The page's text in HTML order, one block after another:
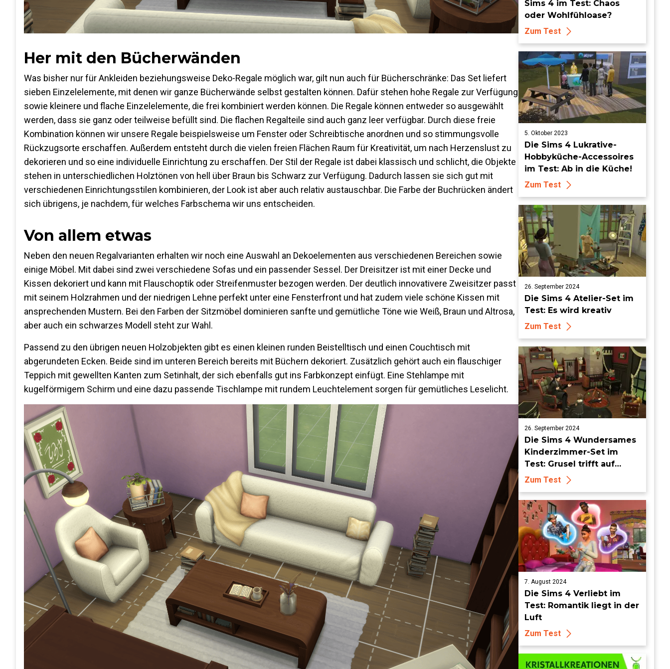
Her mit den Bücherwänden
Was bisher nur für Ankleiden beziehungsweise Deko-Regale möglich war, gilt nun auch für Bücherschränke: Das Set liefert
sieben Einzelelemente, mit denen wir ganze Bücherwände selbst gestalten können. Dafür stehen hohe Regale zur Verfügung
sowie kleinere und flache Einzelelemente, die frei kombiniert werden können. Die Regale können entweder so ausgewählt
werden, dass sie ganz oder teilweise befüllt sind. Die flachen Regalteile sind auch ganz leer verfügbar. Durch diese freie
Kombination können wir unsere Regale beispielsweise um Fenster oder Schreibtische anordnen und so stimmungsvolle
Rückzugsorte erschaffen. Außerdem entsteht durch die vielen freien Flächen Raum für Kreativität, um nach Herzenslust zu
dekorieren und so eine individuelle Einrichtung zu erschaffen. Der Stil der Regale ist dabei klassisch und schlicht, die Objekte
stehen in unterschiedlichen Holztönen von hell über Braun bis Schwarz zur Verfügung. Dadurch lassen sie sich gut mit
verschiedenen Einrichtungsstilen kombinieren, der Look ist aber auch relativ austauschbar. Die Farbe der Buchrücken ändert
sich übrigens, je nachdem, für welches Farbschema wir uns entscheiden.
Von allem etwas
Neben den neuen Regalvarianten erhalten wir noch eine Auswahl an Dekoelementen aus verschiedenen Bereichen sowie
einige Möbel. Mit dabei sind zwei verschiedene Sofas und ein passender Sessel. Der Dreisitzer ist mit einer Decke und
Kissen dekoriert und kann mit Flauschoptik oder Streifenmuster bezogen werden. Der deutlich innovativere Zweisitzer passt
mit seinem Holzrahmen und der niedrigen Lehne perfekt unter eine Fensterfront und hat zudem viele schöne Kissen mit
ansprechenden Mustern. Bei den Farben der Sitzmöbel dominieren sanfte und gemütliche Töne wie Weiß, Braun und Altrosa,
aber auch ein schwarzes Modell steht zur Wahl.
Passend zu den übrigen neuen Holzobjekten gibt es einen kleinen runden Beistelltisch und einen Couchtisch mit
abgerundeten Ecken. Beide sind im unteren Bereich bereits mit Büchern dekoriert. Zusätzlich gehört auch ein flauschiger
Teppich mit gewellten Kanten zum Setinhalt, der sich ebenfalls gut ins Farbkonzept einfügt. Eine Stehlampe mit
kugelförmigem Schirm und eine dazu passende Tischlampe mit rundem Leuchtelement sorgen für gemütliches Leselicht.
Sims 4 im Test: Chaos
oder Wohlfühloase?
Zum Test
5. Oktober 2023
Die Sims 4 Lukrative-
Hobbyküche-Accessoires
im Test: Ab in die Küche!
Zum Test
26. September 2024
Die Sims 4 Atelier-Set im
Test: Es wird kreativ
Zum Test
26. September 2024
Die Sims 4 Wundersames
Kinderzimmer-Set im
Test: Grusel trifft auf
Eleganz
Zum Test
7. August 2024
Die Sims 4 Verliebt im
Test: Romantik liegt in der
Luft
Zum Test